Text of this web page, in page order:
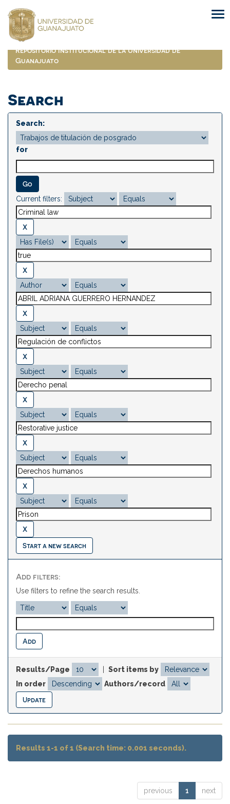
navigation
Repositorio Institucional de la Universidad de
Guanajuato
Search
Search:
for
Current filters:
Start a new search
Add filters:
Use filters to refine the search results.
Results/Page
Sort items by
In order
Authors/record
Results 1-1 of 1 (Search time: 0.001 seconds).
previous 1 next